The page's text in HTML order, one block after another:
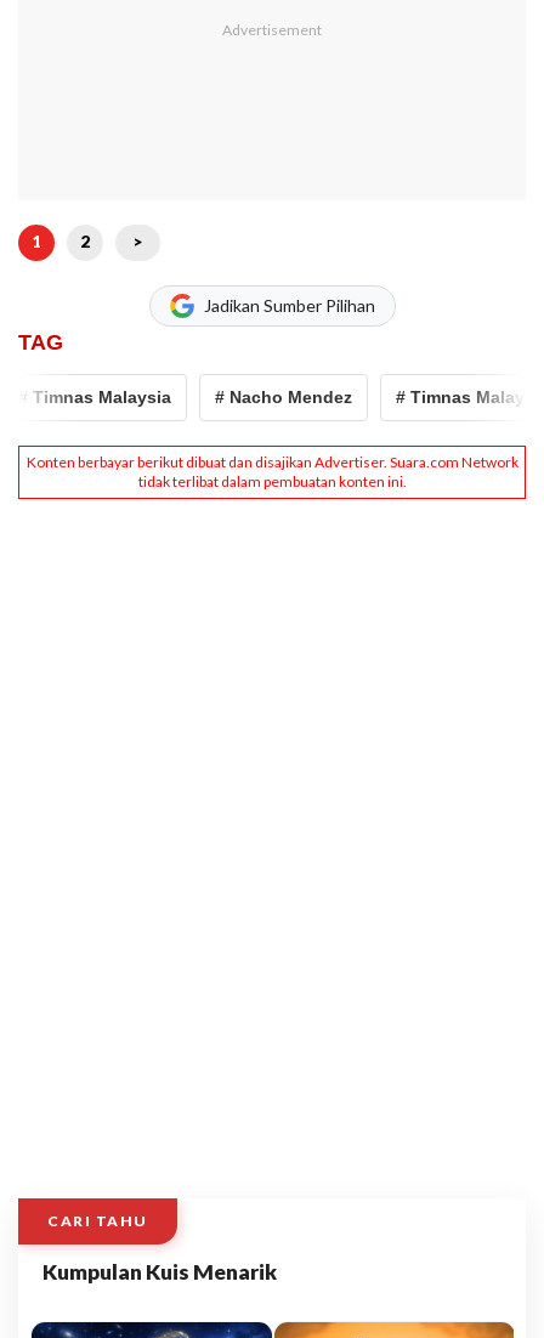
1 2 >
Jadikan Sumber Pilihan
TAG
# Timnas Malaysia # Nacho Mendez # Timnas Malaysia
CARI TAHU
Kumpulan Kuis Menarik